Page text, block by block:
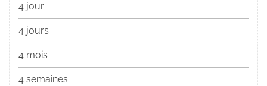
4 jour
4 jours
4 mois
4 semaines